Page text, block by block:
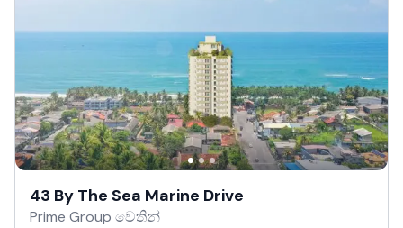
43 By The Sea Marine Drive
Prime Group වෙතින්